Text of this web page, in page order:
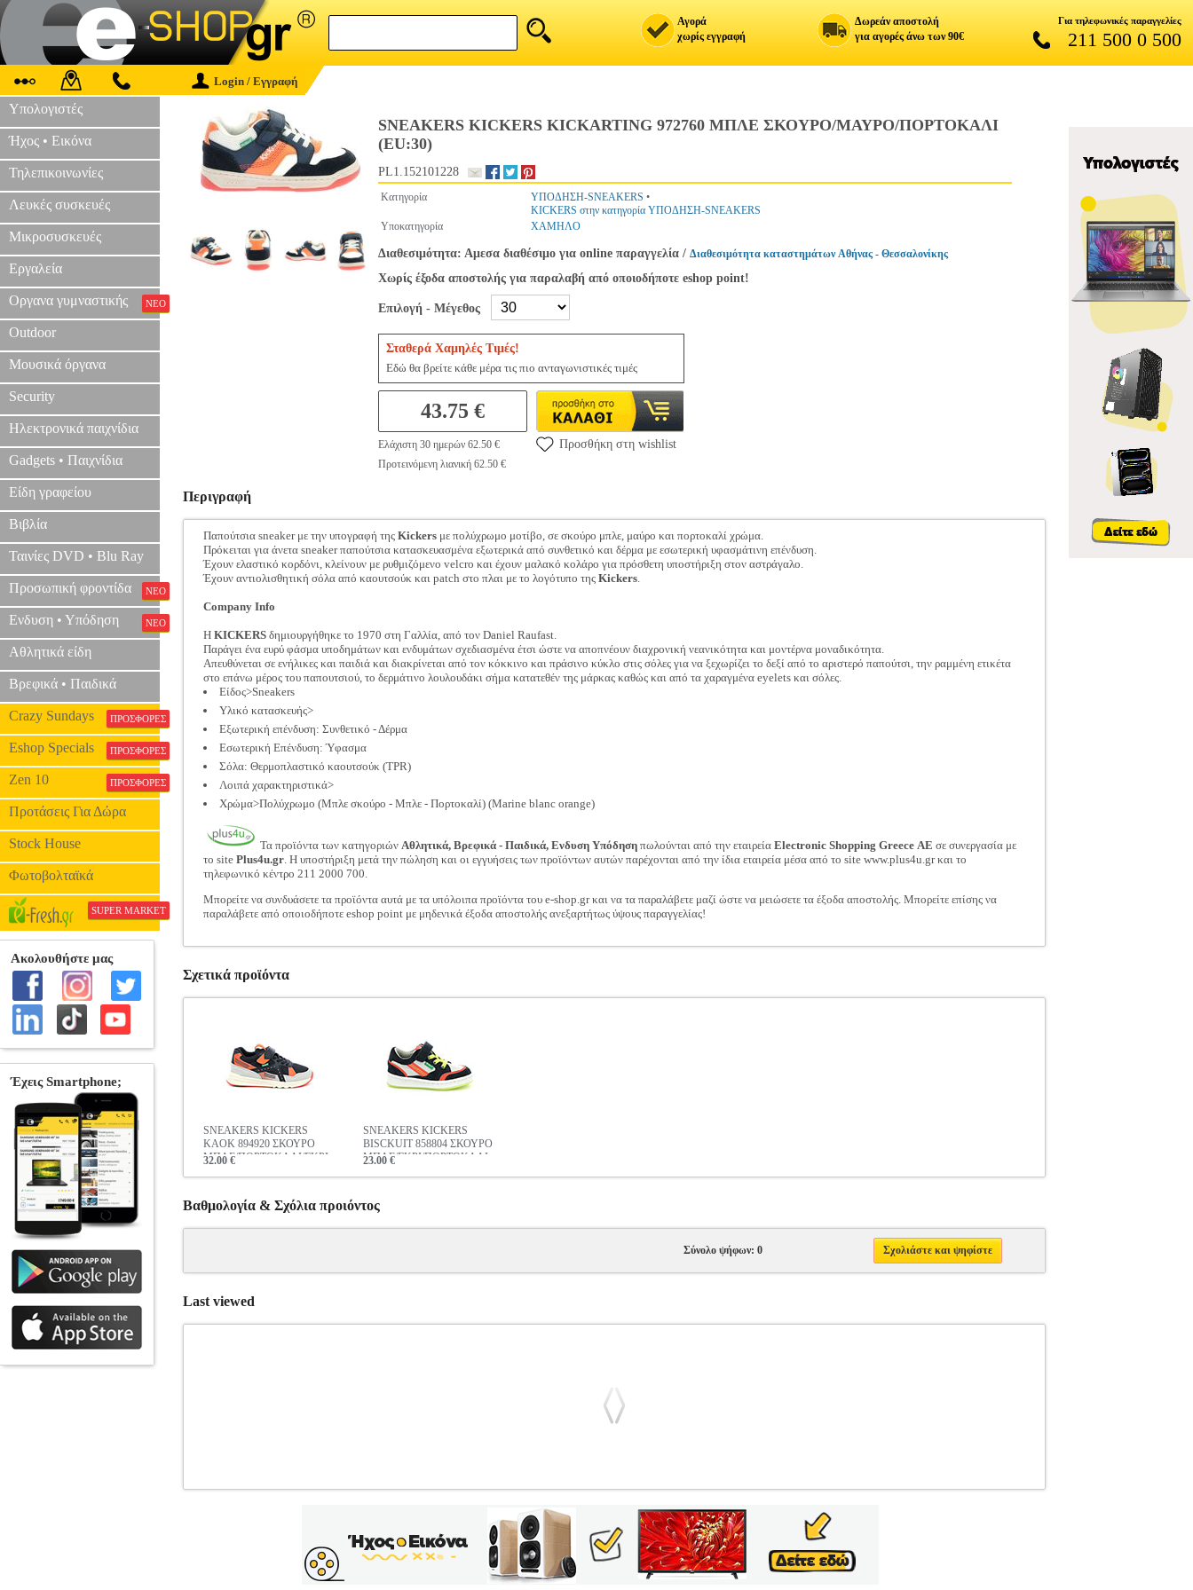
Αγορά
χωρίς εγγραφή
Δωρεάν αποστολή
για αγορές άνω των 90€
Για τηλεφωνικές παραγγελίες
211 500 0 500
Login / Εγγραφή
Υπολογιστές
Ήχος • Εικόνα
Τηλεπικοινωνίες
Λευκές συσκευές
Μικροσυσκευές
Εργαλεία
Οργανα γυμναστικής ΝΕΟ
Outdoor
Μουσικά όργανα
Security
Ηλεκτρονικά παιχνίδια
Gadgets • Παιχνίδια
Είδη γραφείου
Βιβλία
Ταινίες DVD • Blu Ray
Προσωπική φροντίδα ΝΕΟ
Ενδυση • Υπόδηση ΝΕΟ
Αθλητικά είδη
Βρεφικά • Παιδικά
Crazy Sundays ΠΡΟΣΦΟΡΕΣ
Eshop Specials ΠΡΟΣΦΟΡΕΣ
Zen 10 ΠΡΟΣΦΟΡΕΣ
Προτάσεις Για Δώρα
Stock House
Φωτοβολταϊκά
SUPER MARKET
SNEAKERS KICKERS KICKARTING 972760 ΜΠΛΕ ΣΚΟΥΡΟ/ΜΑΥΡΟ/ΠΟΡΤΟΚΑΛΙ
(EU:30)
PL1.152101228
Κατηγορία ΥΠΟΔΗΣΗ-SNEAKERS •
KICKERS στην κατηγορία ΥΠΟΔΗΣΗ-SNEAKERS
Υποκατηγορία
ΧΑΜΗΛΟ
Διαθεσιμότητα: Αμεσα διαθέσιμο για online παραγγελία / Διαθεσιμότητα καταστημάτων Αθήνας - Θεσσαλονίκης
Χωρίς έξοδα αποστολής για παραλαβή από οποιοδήποτε eshop point!
Επιλογή - Μέγεθος
Σταθερά Χαμηλές Τιμές!
Εδώ θα βρείτε κάθε μέρα τις πιο ανταγωνιστικές τιμές
43.75 €
Ελάχιστη 30 ημερών 62.50 €
Προτεινόμενη λιανική 62.50 €
Προσθήκη στη wishlist
Περιγραφή
Παπούτσια sneaker με την υπογραφή της Kickers με πολύχρωμο μοτίβο, σε σκούρο μπλε, μαύρο και πορτοκαλί χρώμα.
Πρόκειται για άνετα sneaker παπούτσια κατασκευασμένα εξωτερικά από συνθετικό και δέρμα με εσωτερική υφασμάτινη επένδυση.
Έχουν ελαστικό κορδόνι, κλείνουν με ρυθμιζόμενο velcro και έχουν μαλακό κολάρο για πρόσθετη υποστήριξη στον αστράγαλο.
Έχουν αντιολισθητική σόλα από καουτσούκ και patch στο πλαι με το λογότυπο της Kickers.
Company Info
Η KICKERS δημιουργήθηκε το 1970 στη Γαλλία, από τον Daniel Raufast.
Παράγει ένα ευρύ φάσμα υποδημάτων και ενδυμάτων σχεδιασμένα έτσι ώστε να αποπνέουν διαχρονική νεανικότητα και μοντέρνα μοναδικότητα.
Απευθύνεται σε ενήλικες και παιδιά και διακρίνεται από τον κόκκινο και πράσινο κύκλο στις σόλες για να ξεχωρίζει το δεξί από το αριστερό παπούτσι, την ραμμένη ετικέτα
στο επάνω μέρος του παπουτσιού, το δερμάτινο λουλουδάκι σήμα κατατεθέν της μάρκας καθώς και από τα χαραγμένα eyelets και σόλες.
Είδος>Sneakers
Υλικό κατασκευής>
Εξωτερική επένδυση: Συνθετικό - Δέρμα
Εσωτερική Επένδυση: Ύφασμα
Σόλα: Θερμοπλαστικό καουτσούκ (TPR)
Λοιπά χαρακτηριστικά>
Χρώμα>Πολύχρωμο (Μπλε σκούρο - Μπλε - Πορτοκαλί) (Marine blanc orange)
Τα προϊόντα των κατηγοριών Αθλητικά, Βρεφικά - Παιδικά, Ενδυση Υπόδηση πωλούνται από την εταιρεία Electronic Shopping Greece ΑΕ σε συνεργασία με
το site Plus4u.gr. Η υποστήριξη μετά την πώληση και οι εγγυήσεις των προϊόντων αυτών παρέχονται από την ίδια εταιρεία μέσα από το site www.plus4u.gr και το
τηλεφωνικό κέντρο 211 2000 700.
Μπορείτε να συνδυάσετε τα προϊόντα αυτά με τα υπόλοιπα προϊόντα του e-shop.gr και να τα παραλάβετε μαζί ώστε να μειώσετε τα έξοδα αποστολής. Μπορείτε επίσης να
παραλάβετε από οποιοδήποτε eshop point με μηδενικά έξοδα αποστολής ανεξαρτήτως ύψους παραγγελίας!
Σχετικά προϊόντα
SNEAKERS KICKERS
KAOK 894920 ΣΚΟΥΡΟ
ΜΠΛΕ/ΠΟΡΤΟΚΑΛΙ/ΓΚΡΙ
32.00 €
SNEAKERS KICKERS
BISCKUIT 858804 ΣΚΟΥΡΟ
ΜΠΛΕ/ΓΚΡΙ/ΠΟΡΤΟΚΑΛΙ
23.00 €
Βαθμολογία & Σχόλια προιόντος
Σύνολο ψήφων: 0 Σχολιάστε και ψηφίστε
Last viewed
Κατηγορία: ΥΠΟΔΗΣΗ-SNEAKERS •KICKERS στην κατηγορία ΥΠΟΔΗΣΗ-SNEAKERS Παπούτσια sneaker με την υπογραφή
της Kickers με πολύχρωμο μοτίβο, σε σκούρο μπλε, μαύρο και πορτοκαλί χρώμα. Πρόκειται για άνετα sneaker παπούτσια κατασκευασμένα εξωτερικά από
συνθετικό και δέρμα με εσωτερική υφασμάτινη επένδυση. Έχουν ελαστικό κορδόνι, κλείνουν με ρυθμιζόμενο velcro και έχουν μαλακό κολάρο για πρόσθετη
υποστήριξη στον αστράγαλο. Έχουν αντιολισθητική σόλα από καουτσούκ και patch στο πλαι με το λογότυπο της Kickers. Company Info Η KICKERS
δημιουργήθηκε το 1970 στη Γαλλία, από τον Daniel Raufast. Παράγει ένα ευρύ φάσμα υποδημάτων και ενδυμάτων σχεδιασμένα έτσι ώστε να αποπνέουν